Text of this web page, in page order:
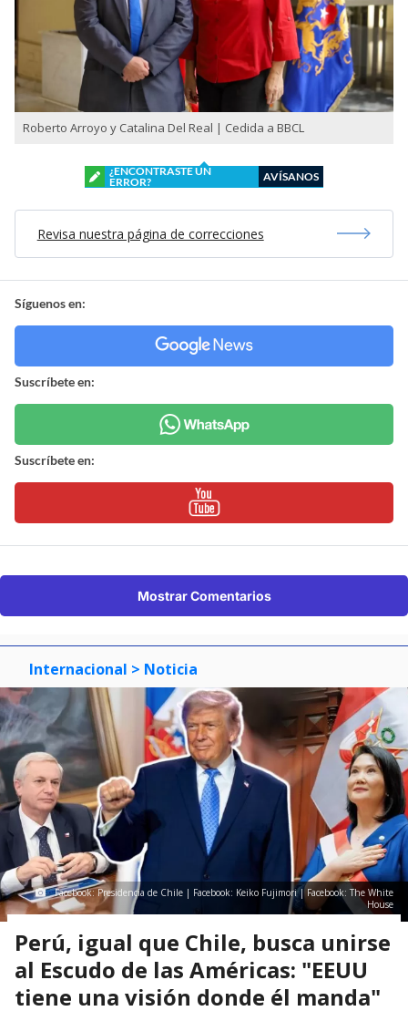
Roberto Arroyo y Catalina Del Real | Cedida a BBCL
¿ENCONTRASTE UN
ERROR?
AVÍSANOS
Revisa nuestra página de correcciones
Síguenos en:
Suscríbete en:
Suscríbete en:
Mostrar Comentarios
Internacional > Noticia
Facebook: Presidencia de Chile | Facebook: Keiko Fujimori | Facebook: The White
House
Perú, igual que Chile, busca unirse
al Escudo de las Américas: "EEUU
tiene una visión donde él manda"